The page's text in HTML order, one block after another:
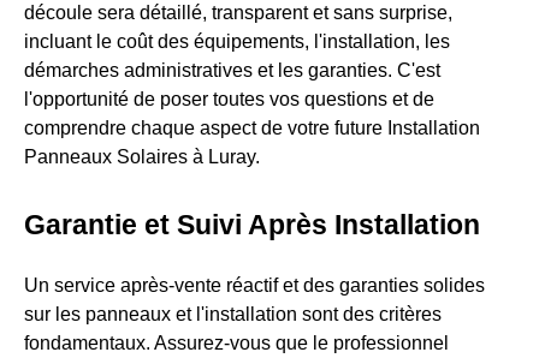
découle sera détaillé, transparent et sans surprise,
incluant le coût des équipements, l'installation, les
démarches administratives et les garanties. C'est
l'opportunité de poser toutes vos questions et de
comprendre chaque aspect de votre future Installation
Panneaux Solaires à Luray.
Garantie et Suivi Après Installation
Un service après-vente réactif et des garanties solides
sur les panneaux et l'installation sont des critères
fondamentaux. Assurez-vous que le professionnel